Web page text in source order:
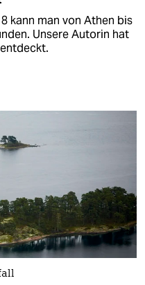
kann man von Athen bis
Unsere Autorin hat